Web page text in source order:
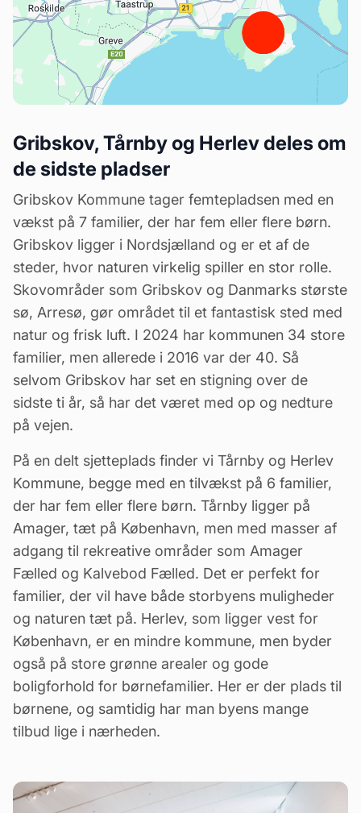
Gribskov, Tårnby og Herlev deles om
de sidste pladser
Gribskov Kommune tager femtepladsen med en
vækst på 7 familier, der har fem eller flere børn.
Gribskov ligger i Nordsjælland og er et af de
steder, hvor naturen virkelig spiller en stor rolle.
Skovområder som Gribskov og Danmarks største
sø, Arresø, gør området til et fantastisk sted med
natur og frisk luft. I 2024 har kommunen 34 store
familier, men allerede i 2016 var der 40. Så
selvom Gribskov har set en stigning over de
sidste ti år, så har det været med op og nedture
på vejen.
På en delt sjetteplads finder vi Tårnby og Herlev
Kommune, begge med en tilvækst på 6 familier,
der har fem eller flere børn. Tårnby ligger på
Amager, tæt på København, men med masser af
adgang til rekreative områder som Amager
Fælled og Kalvebod Fælled. Det er perfekt for
familier, der vil have både storbyens muligheder
og naturen tæt på. Herlev, som ligger vest for
København, er en mindre kommune, men byder
også på store grønne arealer og gode
boligforhold for børnefamilier. Her er der plads til
børnene, og samtidig har man byens mange
tilbud lige i nærheden.